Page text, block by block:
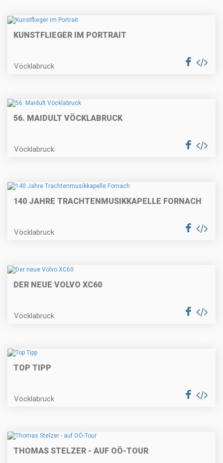
KUNSTFLIEGER IM PORTRAIT
Vöcklabruck
56. MAIDULT VÖCKLABRUCK
Vöcklabruck
140 JAHRE TRACHTENMUSIKKAPELLE FORNACH
Vöcklabruck
DER NEUE VOLVO XC60
Vöcklabruck
TOP TIPP
Vöcklabruck
THOMAS STELZER - AUF OÖ-TOUR